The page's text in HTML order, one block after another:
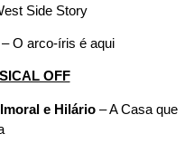
Side Story
O arco-íris é aqui
OFF
e Hilário– A Casa que